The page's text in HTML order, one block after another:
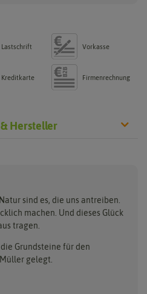
Lastschrift Vorkasse
Kreditkarte Firmenrechnung
Hersteller
Keimsprossen
Saatgut für Werbezwecke
Samen-Sets
Gemüsesamen
FLORTUS
Greenline
Grüne Oase
sind es, die uns antreiben.
machen. Und dieses Glück
tragen.
Grundsteine für den
gelegt.